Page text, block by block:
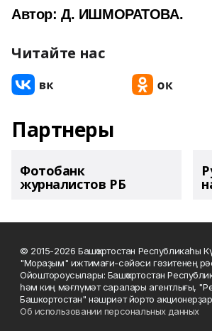
Автор: Д. ИШМОРАТОВА.
Читайте нас
Партнеры
Фотобанк
журналистов РБ
© 2015-2026 Башҡортостан Республикаһы
"Мораҙым" ижтимағи-сәйәси гәзитенең
Ойоштороусылары: Башҡортостан
һәм киң мәғлүмәт саралары агентлығы,
Башкортостан" нәшриәт йорто
Об использовании персональных данных